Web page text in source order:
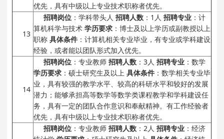
优先，具有中级以上专业技术职称者优先。
13
招聘岗位 ：学科带头人 招聘人数 ：1人 招聘专业 ：计
算机科学与技术 学历要求 ：博士及以上学历或副教授以上
职称 具体条件 ：计算机相关专业毕业，有专业或学科建设
经验，或者能以团队形式加入优先。
14
招聘岗位 ：专业教师 招聘人数 ：3人 招聘专业 ：数学
学历要求 ：硕士研究生及以上 具体条件 ：数学相关专业毕
业，具有较强的教学水平、较高的科研水平和较好的发展
潜力；能够承担高等数学等数学类课程教学和学科建设任
务，具有一定的团队合作意识和奉献精神。有工作经验者
优先，具有中级以上专业技术职称者优先。
招聘岗位 ：专业教师 招聘人数 ：2人 招聘专业 ：经济